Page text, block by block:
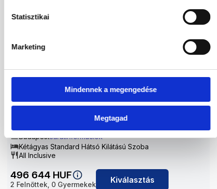
Statisztikai
Marketing
Mindennek a megengedése
Megtagad
Budapest
HUF
Gyermekek Kiválasztás
BudapestJáratinformációk
Kétágyas Standard Hátsó Kilátású Szoba
All Inclusive
496 644 HUF
2 Felnőttek, 0 Gyermekek Kiválasztás